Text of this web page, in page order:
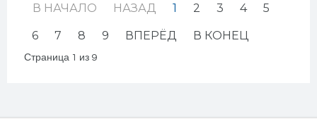
В НАЧАЛО НАЗАД 1 2 3 4 5
6 7 8 9 ВПЕРЁД В КОНЕЦ
Страница 1 из 9